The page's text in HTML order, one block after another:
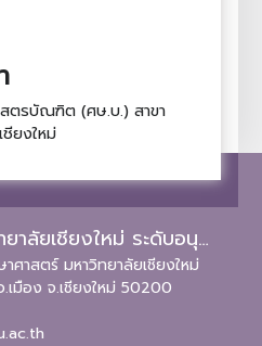
รบัณฑิต (ศษ.บ.) สาขา
ยงใหม่
โรงเรียนสาธิตมหาวิทยาลัยเชียงใหม่ ระดับอนุบาลและประถมศึกษา
ศาสตร์ มหาวิทยาลัยเชียงใหม่
มือง จ.เชียงใหม่ 50200